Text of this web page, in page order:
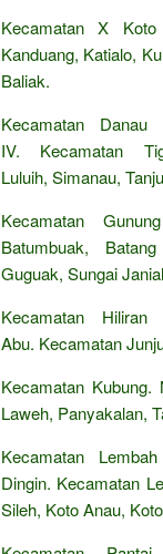
Kecamatan X
Kanduang, Katialo,
Baliak.
Kecamatan
IV. Kecamatan
Luluih, Simanau,
Kecamatan
Batumbuak,
Guguak, Sungai
Kecamatan
Abu. Kecamatan
Kecamatan
Laweh, Panyakalan,
Kecamatan
Dingin. Kecamatan
Sileh, Koto Anau,